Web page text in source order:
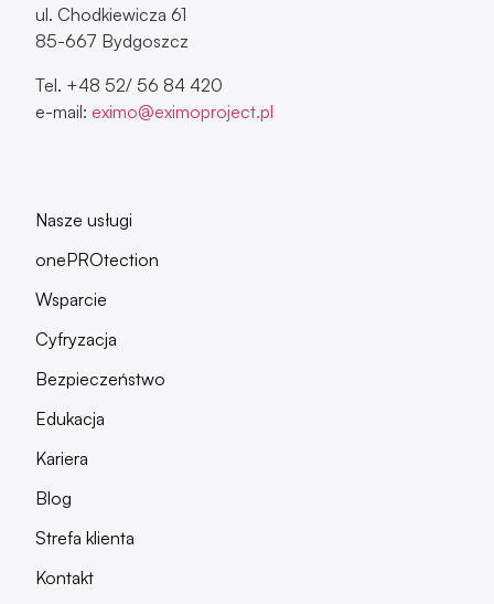
ul. Chodkiewicza 61
85-667 Bydgoszcz
Tel. +48 52/ 56 84 420
e-mail: eximo@eximoproject.pl
Nasze usługi
onePROtection
Wsparcie
Cyfryzacja
Bezpieczeństwo
Edukacja
Kariera
Blog
Strefa klienta
Kontakt